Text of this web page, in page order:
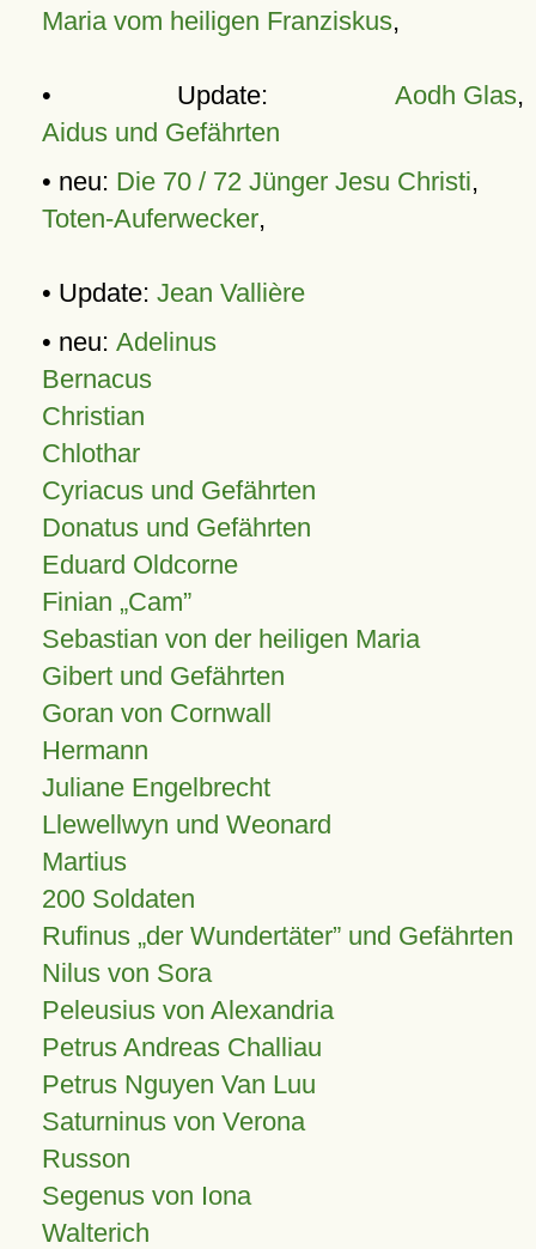
Maria vom heiligen Franziskus,
• Update: Aodh Glas,
Aidus und Gefährten
• neu: Die 70 / 72 Jünger Jesu Christi,
Toten-Auferwecker,
• Update: Jean Vallière
• neu: Adelinus
Bernacus
Christian
Chlothar
Cyriacus und Gefährten
Donatus und Gefährten
Eduard Oldcorne
Finian Cam
Sebastian von der heiligen Maria
Gibert und Gefährten
Goran von Cornwall
Hermann
Juliane Engelbrecht
Llewellwyn und Weonard
Martius
200 Soldaten
Rufinus „der Wundertäter” und Gefährten
Nilus von Sora
Peleusius von Alexandria
Petrus Andreas Challiau
Petrus Nguyen Van Luu
Saturninus von Verona
Russon
Segenus von Iona
Walterich